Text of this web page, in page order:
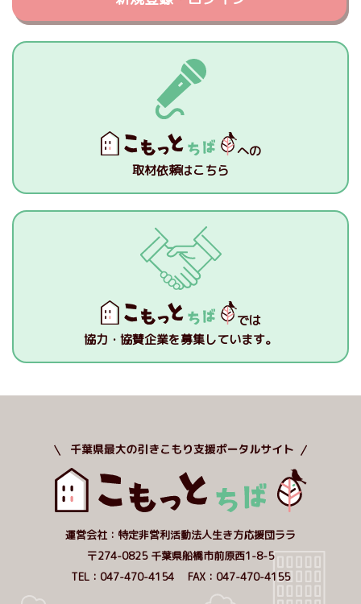
への
取材依頼はこちら
では
協力・協賛企業を募集しています。
運営会社：特定非営利活動法人生き方応援団ララ
〒274-0825 千葉県船橋市前原西1-8-5
TEL：047-470-4154 FAX：047-470-4155